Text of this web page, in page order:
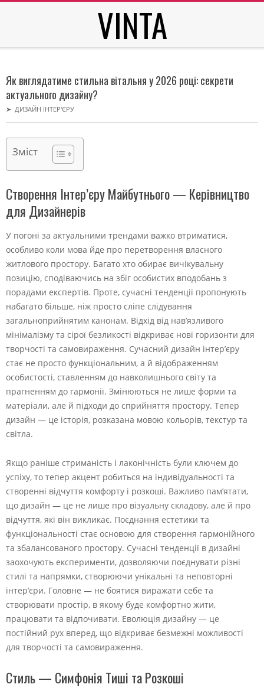
VINTA
Menu
Як виглядатиме стильна вітальня у 2026 році: секрети
актуального дизайну?
➤ ДИЗАЙН ІНТЕР'ЄРУ
Зміст
Створення Інтер’єру Майбутнього — Керівництво
для Дизайнерів
У погоні за актуальними трендами важко втриматися,
особливо коли мова йде про перетворення власного
житлового простору. Багато хто обирає вичікувальну
позицію, сподіваючись на збіг особистих вподобань з
порадами експертів. Проте, сучасні тенденції пропонують
набагато більше, ніж просто сліпе слідування
загальноприйнятим канонам. Відхід від нав’язливого
мінімалізму та сірої безликості відкриває нові горизонти для
творчості та самовираження. Сучасний дизайн інтер’єру
стає не просто функціональним, а й відображенням
особистості, ставленням до навколишнього світу та
прагненням до гармонії. Змінюються не лише форми та
матеріали, але й підходи до сприйняття простору. Тепер
дизайн — це історія, розказана мовою кольорів, текстур та
світла.
Якщо раніше стриманість і лаконічність були ключем до
успіху, то тепер акцент робиться на індивідуальності та
створенні відчуття комфорту і розкоші. Важливо пам’ятати,
що дизайн — це не лише про візуальну складову, але й про
відчуття, які він викликає. Поєднання естетики та
функціональності стає основою для створення гармонійного
та збалансованого простору. Сучасні тенденції в дизайні
заохочують експерименти, дозволяючи поєднувати різні
стилі та напрямки, створюючи унікальні та неповторні
інтер’єри. Головне — не боятися виражати себе та
створювати простір, в якому буде комфортно жити,
працювати та відпочивати. Еволюція дизайну — це
постійний рух вперед, що відкриває безмежні можливості
для творчості та самовираження.
Стиль — Симфонія Тиші та Розкоші